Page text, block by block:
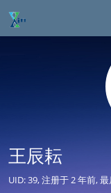
王辰耘
UID: 39, 注册于2 年前,